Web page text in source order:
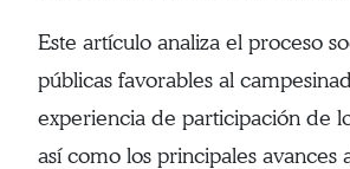
Este artículo analiza el proceso
públicas favorables al
experiencia de participación de
así como los principales avances